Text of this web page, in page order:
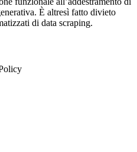
È altresì fatto divieto
di data scraping.